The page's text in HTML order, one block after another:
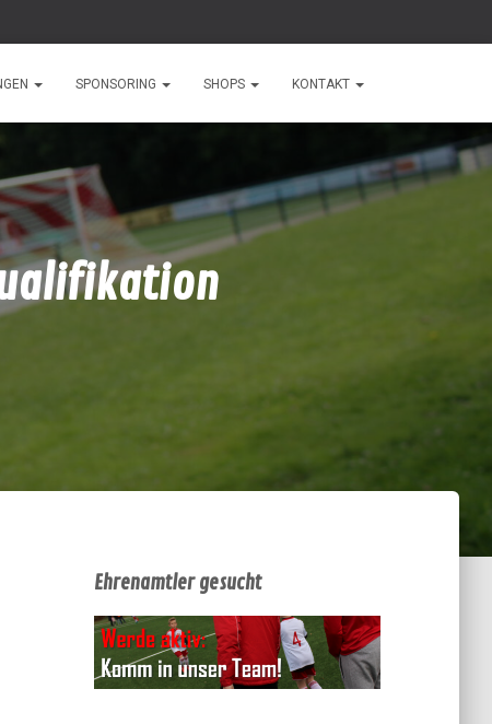
SPONSORING SHOPS KONTAKT
Ehrenamtler gesucht